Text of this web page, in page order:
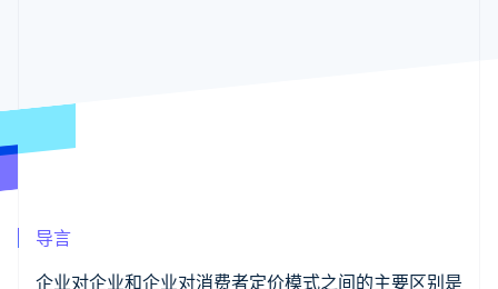
了解 Stripe 如何为 AI 构建经济基础设施。
导言
企业对企业和企业对消费者定价模式之间的主要区别是